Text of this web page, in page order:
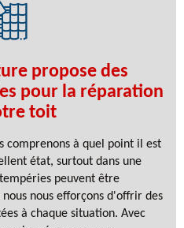
propose des
pour la réparation
toit
comprenons à quel point il est
état, surtout dans une
peuvent être
nous efforçons d'offrir des
à chaque situation. Avec